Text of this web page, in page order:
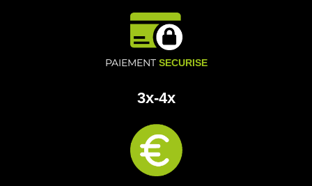
PAIEMENT SECURISE
3x-4x